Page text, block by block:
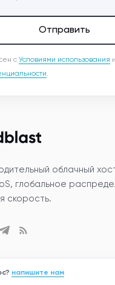
Отправить
с Условиями использования и
.
облачный
глобальное
скорость.
напишите нам